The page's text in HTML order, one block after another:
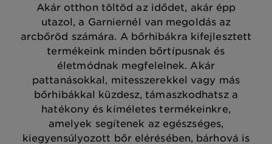
Akár otthon töltöd az idődet, akár épp
utazol, a Garniernél van megoldás az
arcbőröd számára. A bőrhibákra kifejlesztett
termékeink minden bőrtípusnak és
életmódnak megfelelnek. Akár
pattanásokkal, mitesszerekkel vagy más
bőrhibákkal küzdesz, támaszkodhatsz a
hatékony és kíméletes termékeinkre,
amelyek segítenek az egészséges,
kiegyensúlyozott bőr elérésében, bárhová is